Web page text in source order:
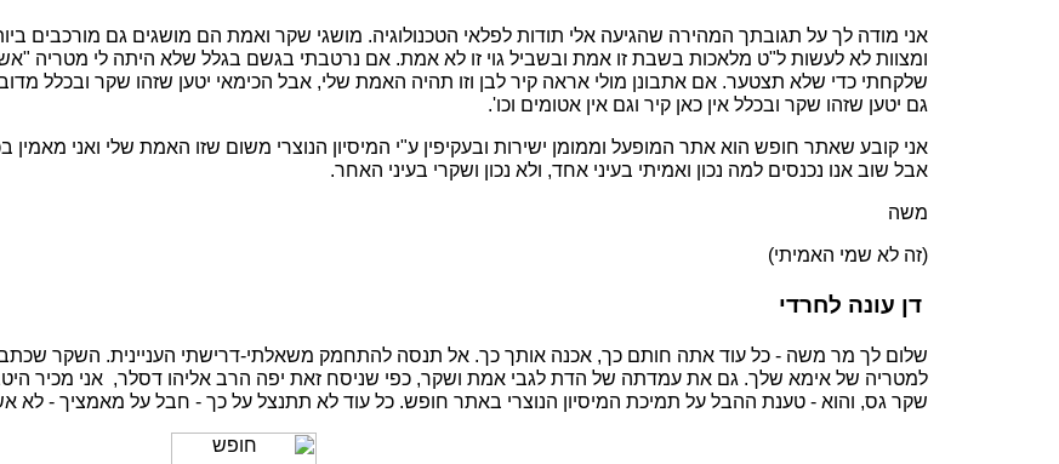
אני מודה לך על תגובתך המהירה שהגיעה אלי תודות לפלאי הטכנולוגיה. מושגי שקר ואמת הם מושגים גם מורכבים
ומצוות לא לעשות ל"ט מלאכות בשבת זו אמת ובשביל גוי זו לא אמת. אם נרטבתי בגשם בגלל שלא היתה לי מטריה
שלקחתי כדי שלא תצטער. אם אתבונן מולי אראה קיר לבן וזו תהיה האמת שלי, אבל הכימאי יטען שזהו שקר ובכלל
גם יטען שזהו שקר ובכלל אין כאן קיר וגם אין אטומים וכו'.
אני קובע שאתר חופש הוא אתר המופעל וממומן ישירות ובעקיפין ע"י המיסיון הנוצרי משום שזו האמת שלי ואני מאמין
אבל שוב אנו נכנסים למה נכון ואמיתי בעיני אחד, ולא נכון ושקרי בעיני האחר.
משה
(זה לא שמי האמיתי)
דן עונה לחרדי
שלום לך מר משה - כל עוד אתה חותם כך, אכנה אותך כך. אל תנסה להתחמק משאלתי-דרישתי העניינית. השקר
למטריה של אימא שלך. גם את עמדתה של הדת לגבי אמת ושקר, כפי שניסח זאת יפה הרב אליהו דסלר, אני מכיר
שקר גס, והוא - טענת ההבל על תמיכת המיסיון הנוצרי באתר חופש. כל עוד לא תתנצל על כך - חבל על מאמציך - לא